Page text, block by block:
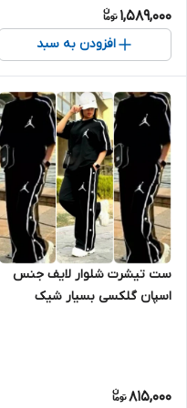
1,589,000
افزودن به سبد
ست تیشرت شلوار لایف جنس
اسپان گلکسی بسیار شیک
815,000